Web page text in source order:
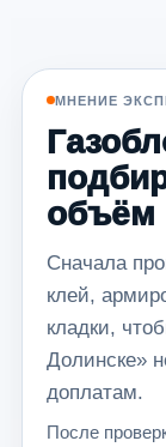
МНЕНИЕ
объём
Сначала
клей,
кладки,
Долинске»
доплатам.
После